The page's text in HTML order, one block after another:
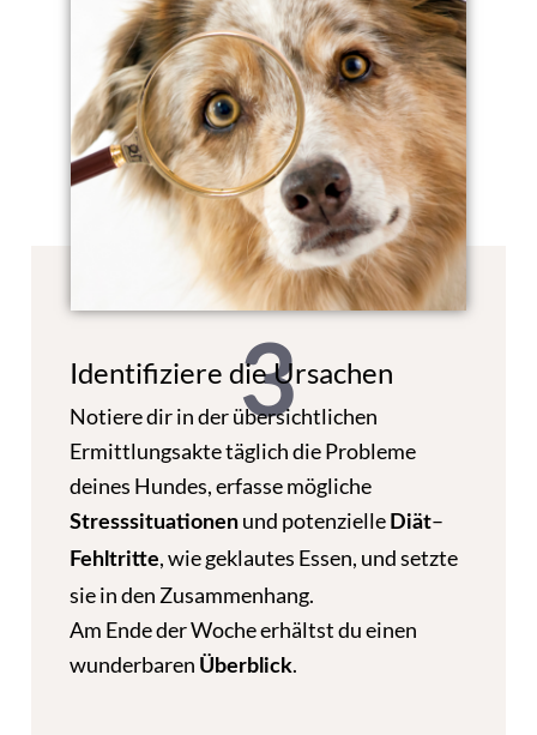
3
Identifiziere die Ursachen
Notiere dir in der übersichtlichen
Ermittlungsakte täglich die Probleme
deines Hundes, erfasse mögliche
Stresssituationenund potenzielle Diät–
Fehltritte, wie geklautes Essen, und setzte
sie in den Zusammenhang.
Am Ende der Woche erhältst du einen
wunderbaren Überblick.